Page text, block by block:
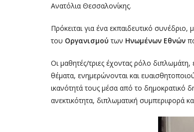
Ανατόλια Θεσσαλονίκης.
Πρόκειται για ένα εκπαιδευτικό
του Οργανισμού των Ηνωμένων Εθνών
Οι μαθητές/τριες έχοντας ρόλο
θέματα, ενημερώνονται και
ικανότητά τους μέσα από το δημοκρατικό
ανεκτικότητα, διπλωματική συμπεριφορά